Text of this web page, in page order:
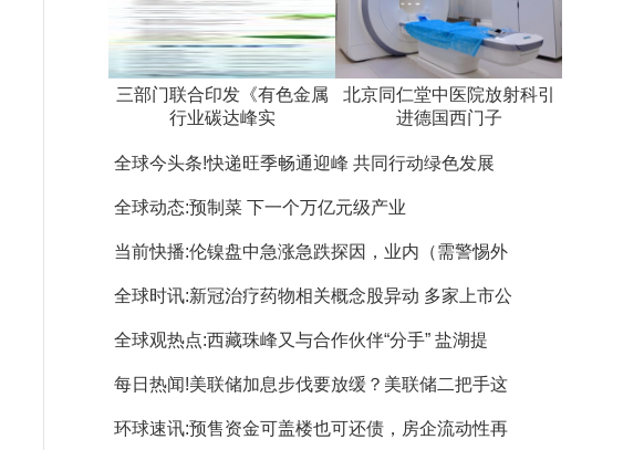
三部门联合印发《有色金属
行业碳达峰实
北京同仁堂中医院放射科引
进德国西门子
全球今头条!快递旺季畅通迎峰 共同行动绿色发展
全球动态:预制菜 下一个万亿元级产业
当前快播:伦镍盘中急涨急跌探因，业内（需警惕外
全球时讯:新冠治疗药物相关概念股异动 多家上市公
全球观热点:西藏珠峰又与合作伙伴“分手” 盐湖提
每日热闻!美联储加息步伐要放缓？美联储二把手这
环球速讯:预售资金可盖楼也可还债，房企流动性再